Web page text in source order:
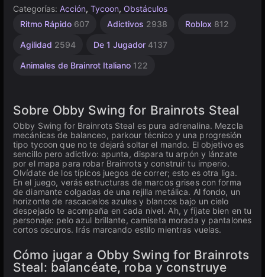
Categorías: Acción, Tycoon, Obstáculos
Ritmo Rápido 607 Adictivos 2938 Roblox 812
Agilidad 2594 De 1 Jugador 4137
Animales de Brainrot Italiano 122
Sobre Obby Swing for Brainrots Steal
Obby Swing for Brainrots Steal es pura adrenalina. Mezcla
mecánicas de balanceo, parkour técnico y una progresión
tipo tycoon que no te dejará soltar el mando. El objetivo es
sencillo pero adictivo: apunta, dispara tu arpón y lánzate
por el mapa para robar Brainrots y construir tu imperio.
Olvídate de los típicos juegos de correr; esto es otra liga.
En el juego, verás estructuras de marcos grises con forma
de diamante colgadas de una rejilla metálica. Al fondo, un
horizonte de rascacielos azules y blancos bajo un cielo
despejado te acompaña en cada nivel. Ah, y fíjate bien en tu
personaje: pelo azul brillante, camiseta morada y pantalones
cortos oscuros. Irás marcando estilo mientras vuelas.
Cómo jugar a Obby Swing for Brainrots
Steal: balancéate, roba y construye